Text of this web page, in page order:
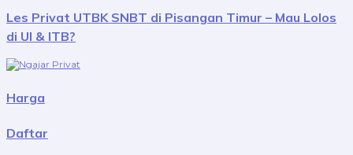
Les Privat UTBK SNBT di Pisangan Timur – Mau Lolos
di UI & ITB?
Harga
Daftar